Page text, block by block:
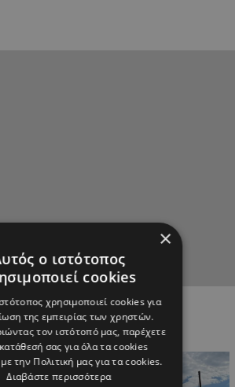
ΚΥΠΡΟΣ
×
ο ιστότοπος
cookies
χρησιμοποιεί cookies για
της εμπειρίας των χρηστών.
τον ιστότοπό μας, παρέχετε
σας για όλα τα cookies
την Πολιτική μας για τα cookies.
Διαβάστε περισσότερα